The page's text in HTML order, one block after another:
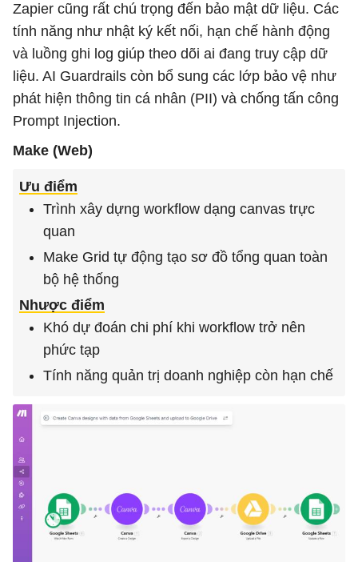
Zapier cũng rất chú trọng đến bảo mật dữ liệu. Các
tính năng như nhật ký kết nối, hạn chế hành động
và luồng ghi log giúp theo dõi ai đang truy cập dữ
liệu. AI Guardrails còn bổ sung các lớp bảo vệ như
phát hiện thông tin cá nhân (PII) và chống tấn công
Prompt Injection.
Make (Web)
Ưu điểm
Trình xây dựng workflow dạng canvas trực
quan
Make Grid tự động tạo sơ đồ tổng quan toàn
bộ hệ thống
Nhược điểm
Khó dự đoán chi phí khi workflow trở nên
phức tạp
Tính năng quản trị doanh nghiệp còn hạn chế